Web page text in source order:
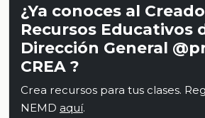
¿Ya conoces al
Recursos Educativos
Dirección General
CREA ?
Crea recursos para tus clases.
NEMD aquí.